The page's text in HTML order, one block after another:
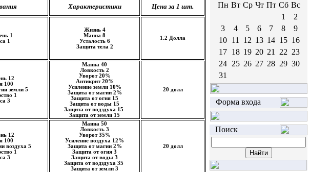
Характеристики Цена за 1 шт.
1
1
Жизнь 4
Манна 8
Усталость 6
Защита тела 2
1.2 Долла
12
100
земли 5
1
3
Манна 40
Ловкость 2
Уворот 20%
Антикрит 20%
Усиление земли 10%
Защита от магии 2%
Защита от огня 15
Защита от воды 15
Защита от водздуха 15
Защита от земли 15
20 долл
12
100
воздуха 5
1
3
Манна 50
Ловкость 3
Уворот 35%
Усиление воздуха 12%
Защита от магии 2%
Защита от огня 3
Защита от воды 3
Защита от водздуха 35
Защита от земли 3
20 долл
Пн Вт Ср Чт Пт Сб Вс
1
2
3
4 5 6 7 8
9
10 11 12 13 14 15 16
17 18 19 20 21 22 23
24 25 26 27 28 29 30
31
Форма входа
Поиск